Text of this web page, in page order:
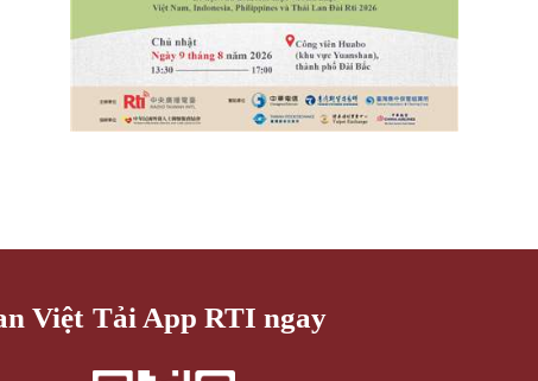
Việt Tải App RTI ngay